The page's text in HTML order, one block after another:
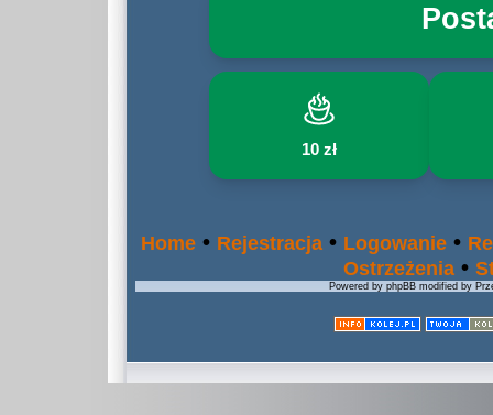
10 zł
Home • Rejestracja • Logowanie •
Ostrzeżenia •
Powered by phpBB modified by